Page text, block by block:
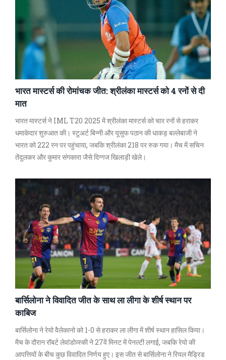
भारत मास्टर्स की रोमांचक जीत: श्रीलंका मास्टर्स को 4 रनों से दी
मात
भारत मास्टर्स ने IML T20 2025 में श्रीलंका मास्टर्स को चार रनों से हराकर
धमाकेदार शुरुआत की। स्टुअर्ट बिन्नी और यूसुफ पठान की धाकड़ बल्लेबाजी ने
भारत को 222 रन पर पहुंचाया, जबकि श्रीलंका 218 पर रुक गया। मैच में सचिन
तेंदुलकर और कुमार संगकारा जैसे दिग्गज खिलाड़ी खेले।
बार्सिलोना ने विवादित जीत के साथ ला लीगा के शीर्ष स्‍थान पर
काबिज
बार्सिलोना ने रेयो वैलेकानो को 1-0 से हराकर ला लीगा में शीर्ष स्‍थान हासिल किया।
मैच के दौरान रॉबर्ट लेवांडोव्स्की ने 27वें मिनट में पेनल्टी लगाई, जबकि रेयो की
आपत्तियों के बीच कुछ विवादित निर्णय हुए। इस जीत से बार्सिलोना ने रियल मैड्रिड